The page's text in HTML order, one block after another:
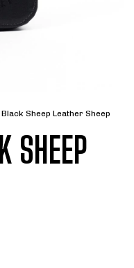
Sheep Leather Sheep
SHEEP